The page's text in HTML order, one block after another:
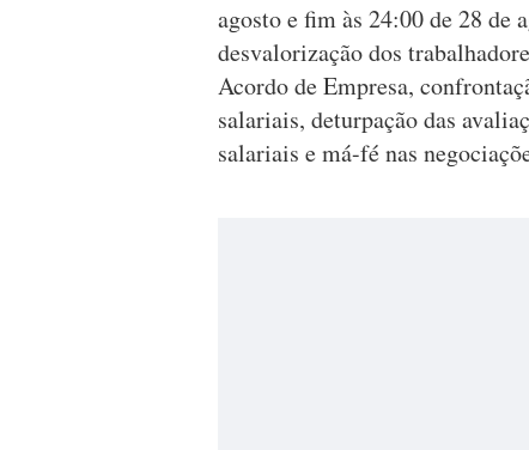
agosto e fim às 24:00 de 28
desvalorização dos
Acordo de Empresa,
salariais, deturpação das
salariais e má-fé nas